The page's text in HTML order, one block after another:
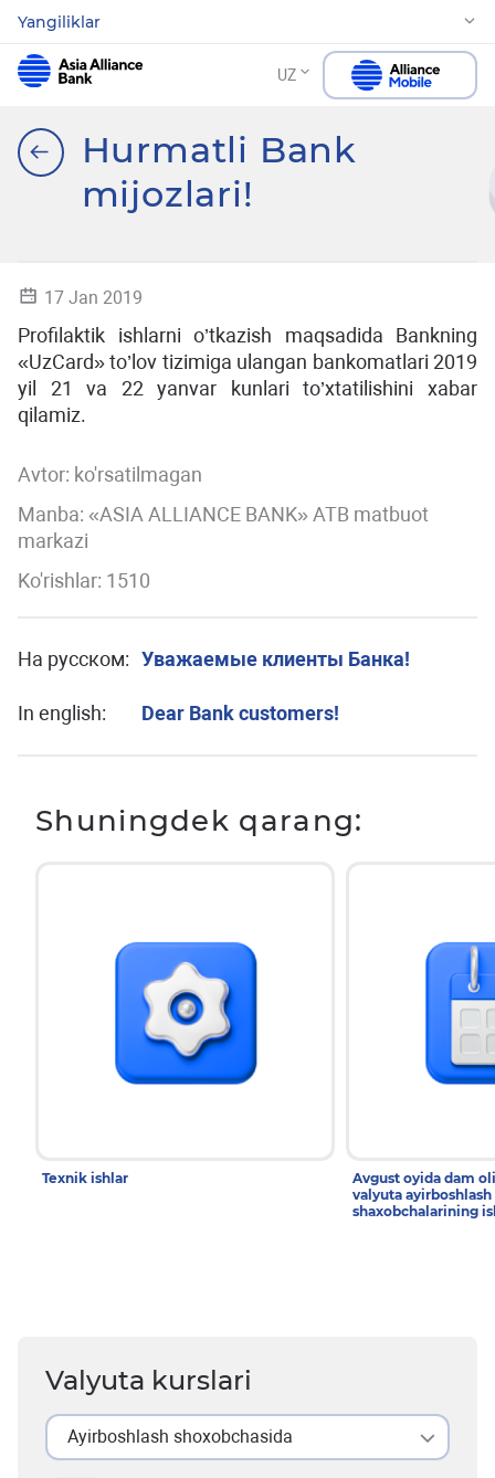
Yangiliklar
UZ
Hurmatli Bank
mijozlari!
17 Jan 2019
Profilaktik ishlarni o’tkazish maqsadida Bankning
«UzCard» to’lov tizimiga ulangan bankomatlari 2019
yil 21 va 22 yanvar kunlari to’xtatilishini xabar
qilamiz.
Avtor: ko'rsatilmagan
Manba: «ASIA ALLIANCE BANK» ATB matbuot
markazi
Ko'rishlar: 1510
На русском: Уважаемые клиенты Банка!
In english: Dear Bank customers!
Shuningdek qarang:
Texnik ishlar
Avgust oyida dam
valyuta ayirboshlash
shaxobchalarining
Valyuta kurslari
Ayirboshlash shoxobchasida